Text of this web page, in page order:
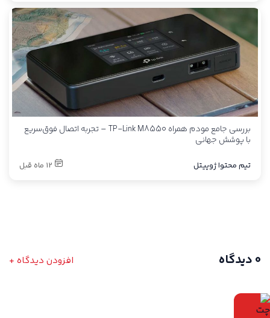
بررسی جامع مودم همراه TP-Link M8550 – تجربه اتصال فوق‌سریع
با پوشش جهانی
تیم محتوا ژوپیتل 12 ماه قبل
0 دیدگاه افزودن دیدگاه +